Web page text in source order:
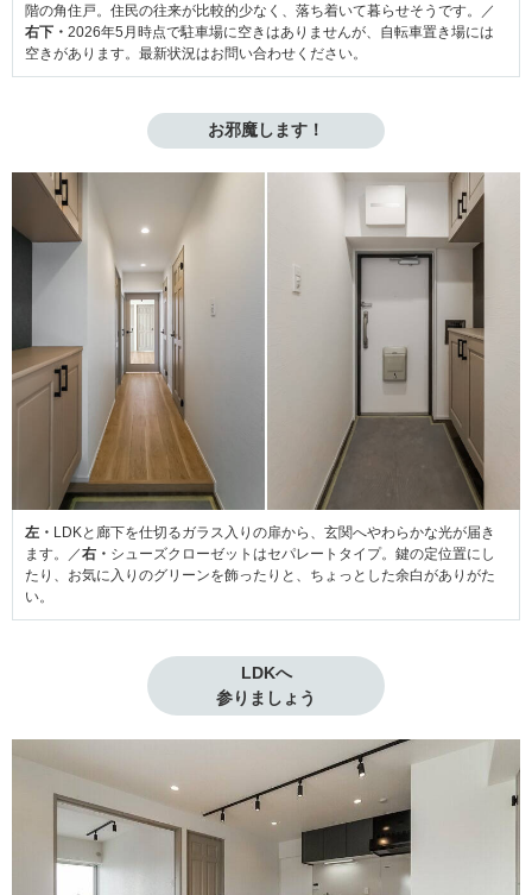
階の角住戸。住民の往来が比較的少なく、落ち着いて暮らせそうです。／
右下・ 2026年5月時点で駐車場に空きはありませんが、自転車置き場には
空きがあります。最新状況はお問い合わせください。
お邪魔します！
左・ LDKと廊下を仕切るガラス入りの扉から、玄関へやわらかな光が届き
ます。／右・ シューズクローゼットはセパレートタイプ。鍵の定位置にし
たり、お気に入りのグリーンを飾ったりと、ちょっとした余白がありがた
い。
LDKへ
参りましょう